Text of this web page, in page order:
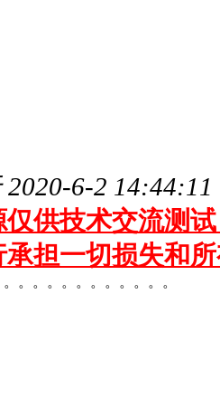
6-2 14:44:11
仅供技术交流测
承担一切损失和
。。。。。。。。。。。